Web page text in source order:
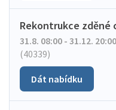
Rekontrukce zděné
31.8. 08:00 - 31.12. 20:00
(40339)
Dát nabídku